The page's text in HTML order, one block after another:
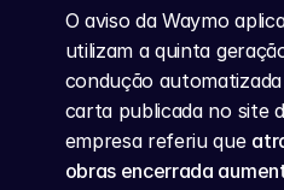
O aviso da Waymo
utilizam a quinta
condução
carta publicada no site
empresa referiu que
obras encerrada